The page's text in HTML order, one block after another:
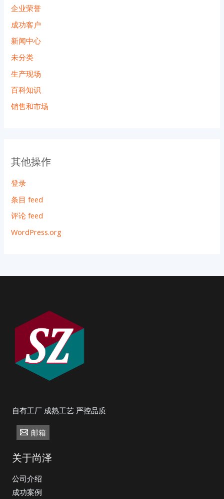
企业荣誉
成功客户
新闻中心
未分类
生产现场
百科知识
销售和市场
其他操作
登录
条目 feed
评论 feed
WordPress.org
自有工厂 成熟工艺 严控品质
邮箱
关于尚泽
公司介绍
成功案例